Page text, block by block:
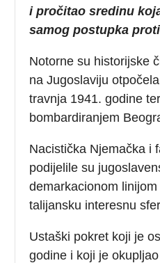
ipročitao sredinu
samog postupka
Notorne su historijske
na Jugoslaviju
travnja 1941. godine
bombardiranjem
Nacistička Njemačka i
podijelile su
demarkacionom
talijansku interesnu
Ustaški pokret koji je
godine i koji je